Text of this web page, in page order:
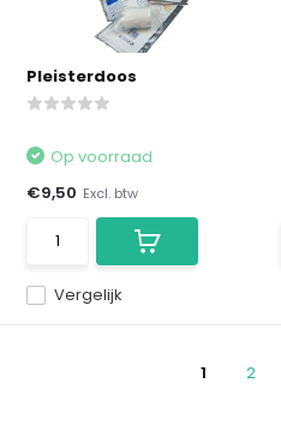
Pleisterdoos
Vergelijk
Op voorraad
€9,50 Excl. btw
1 2